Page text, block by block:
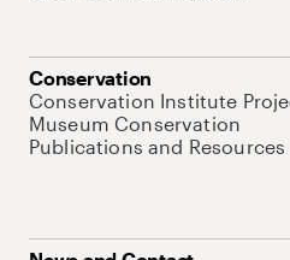
Conservation
Conservation Institute
Museum Conservation
Publications and Resources